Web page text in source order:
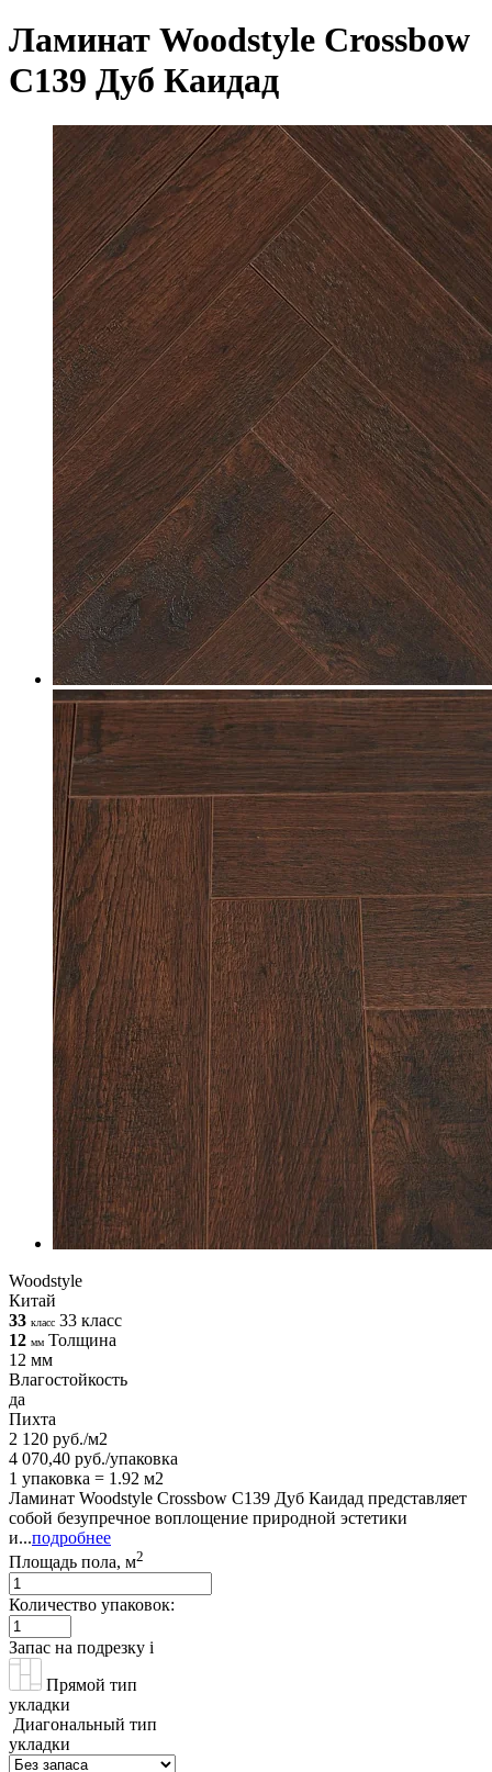
Ламинат Woodstyle Crossbow
C139 Дуб Каидад
Woodstyle
Китай
33 класс 33 класс
12 мм Толщина
12 мм
Влагостойкость
да
Пихта
2 120 руб./м2
4 070,40 руб./упаковка
1 упаковка = 1.92 м2
Ламинат Woodstyle Crossbow C139 Дуб Каидад представляет
собой безупречное воплощение природной эстетики
и...подробнее
Площадь пола, м2
Количество упаковок:
Запас на подрезку i
Прямой тип
укладки
Диагональный тип
укладки